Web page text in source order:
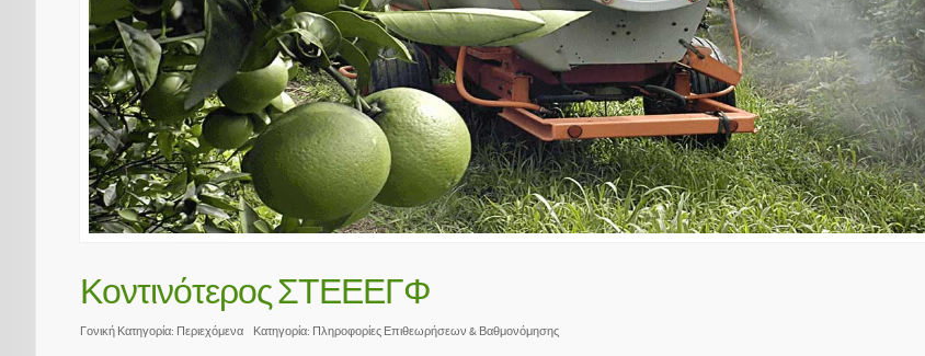
Κοντινότερος ΣΤΕΕΕΓΦ
Γονική Κατηγορία: Περιεχόμενα Κατηγορία: Πληροφορίες Επιθεωρήσεων & Βαθμονόμησης